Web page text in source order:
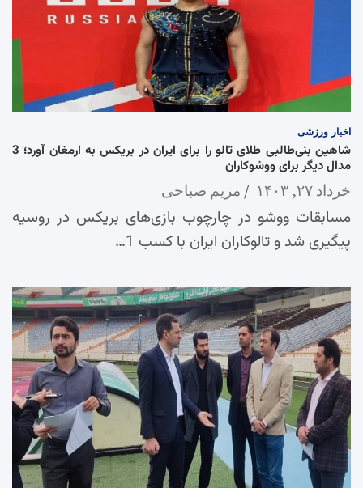
اخبار ورزشی
شاهین بنی‌طالبی طلای تالو را برای ایران در بریکس به ارمغان آورد؛ 3
مدال دیگر برای ووشوکاران
خرداد ۲۷, ۱۴۰۳ مریم صباحی
مسابقات ووشو در چارچوب بازی‌های بریکس در روسیه
پیگیری شد و تالوکاران ایران با کسب 1…